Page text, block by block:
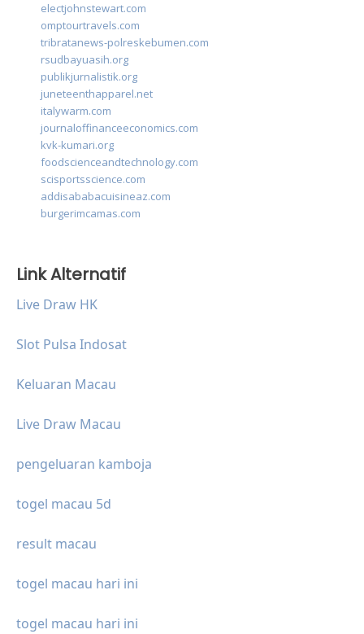
electjohnstewart.com
omptourtravels.com
tribratanews-polreskebumen.com
rsudbayuasih.org
publikjurnalistik.org
juneteenthapparel.net
italywarm.com
journaloffinanceeconomics.com
kvk-kumari.org
foodscienceandtechnology.com
scisportsscience.com
addisababacuisineaz.com
burgerimcamas.com
Link Alternatif
Live Draw HK
Slot Pulsa Indosat
Keluaran Macau
Live Draw Macau
pengeluaran kamboja
togel macau 5d
result macau
togel macau hari ini
togel macau hari ini